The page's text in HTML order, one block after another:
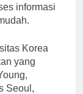
informasi
Korea
yang
Seoul,